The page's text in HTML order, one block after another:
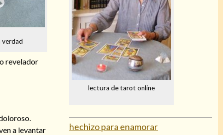
verdad
revelador
a levantar
lectura de tarot online
hechizo para enamorar